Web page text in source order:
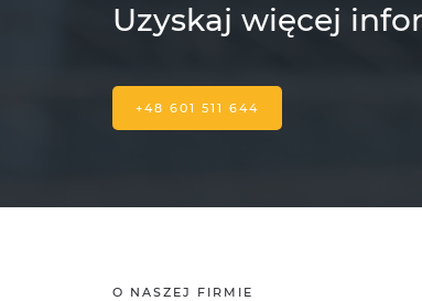
Uzyskaj więcej
+48 601 511 644
O NASZEJ FIRMIE